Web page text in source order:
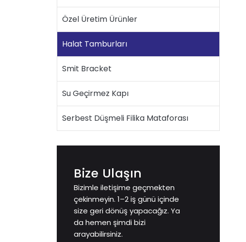
Özel Üretim Ürünler
Halat Tamburları
Smit Bracket
Su Geçirmez Kapı
Serbest Düşmeli Filika Mataforası
Bize Ulaşın
Bizimle iletişime geçmekten
çekinmeyin. 1–2 iş günü içinde
size geri dönüş yapacağız. Ya
da hemen şimdi bizi
arayabilirsiniz.